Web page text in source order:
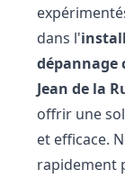
dans l'
dépannage
Jean de la
offrir une
et efficace.
rapidement